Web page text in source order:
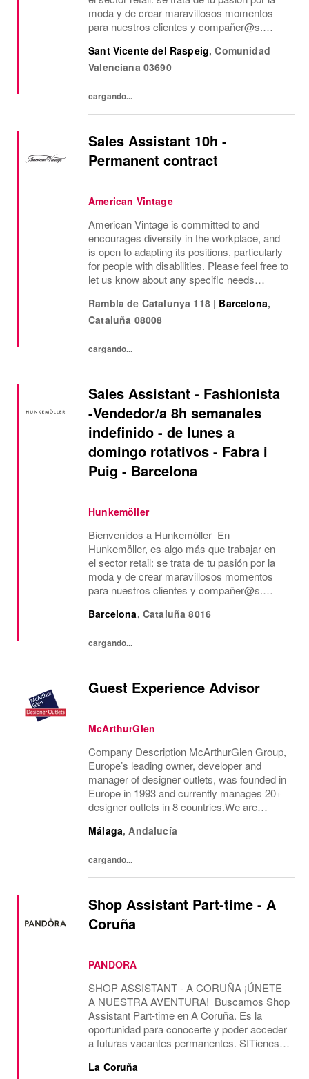
moda y de crear maravillosos momentos
para nuestros clientes y compañer@s.
inspirador en el que todos se sienten
bienvenidos y se comparten...
Sant Vicente del Raspeig,Comunidad
Valenciana 03690
cargando...
Sales Assistant 10h -
Permanent contract
American Vintage
American Vintage is committed to and
encourages diversity in the workplace, and
is open to adapting its positions, particularly
for people with disabilities. Please feel free to
let us know about any specific needs
can provide the most suitable...
Rambla de Catalunya 118 | Barcelona,
Cataluña 08008
cargando...
Sales Assistant - Fashionista
-Vendedor/a 8h semanales
indefinido - de lunes a
domingo rotativos - Fabra i
Puig - Barcelona
Hunkemöller
Bienvenidos a Hunkemöller En
Hunkemöller, es algo más que trabajar en
el sector retail: se trata de tu pasión por la
moda y de crear maravillosos momentos
para nuestros clientes y compañer@s.
inspirador en el que todos se sienten
Barcelona, Cataluña 8016
cargando...
Guest Experience Advisor
McArthurGlen
Company Description McArthurGlen Group,
Europe’s leading owner, developer and
manager of designer outlets, was founded in
Europe in 1993 and currently manages 20+
designer outlets in 8 countries.We are
Guest Experience Advisor position, working
Málaga,Andalucía
cargando...
Shop Assistant Part-time - A
Coruña
PANDORA
SHOP ASSISTANT - A CORUÑA ¡ÚNETE
A NUESTRA AVENTURA! Buscamos Shop
Assistant Part-time en A Coruña. Es la
oportunidad para conocerte y poder acceder
a futuras vacantes permanentes. SITienes
Assistant, en marcas con un formato de
La Coruña